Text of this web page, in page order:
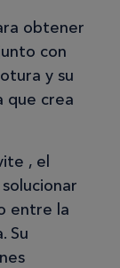
obtener
con
y su
que crea
, el
entre la
Su